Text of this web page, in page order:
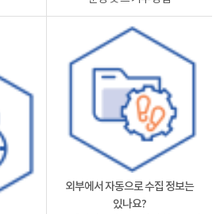
외부에서 자동으로 수집 정보는
있나요?